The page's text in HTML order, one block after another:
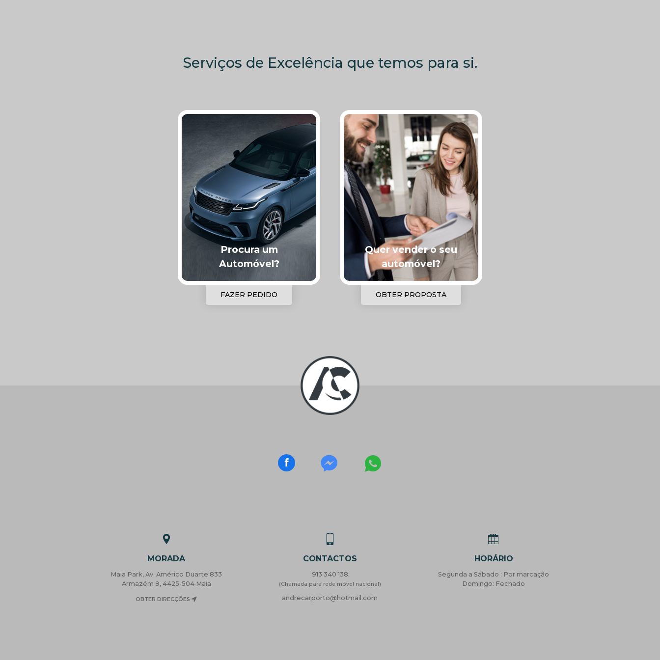
Serviços de Excelência que temos para si.
Procura um
Automóvel?
FAZER PEDIDO
Quer vender o seu
automóvel?
OBTER PROPOSTA
MORADA
Maia Park, Av. Américo Duarte 833
Armazém 9, 4425-504 Maia
OBTER DIRECÇÕES
CONTACTOS
913 340 138
(Chamada para rede móvel nacional)
andrecarporto@hotmail.com
HORÁRIO
Segunda a Sábado : Por marcação
Domingo: Fechado